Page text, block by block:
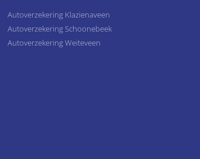
Autoverzekering Klazienaveen
Autoverzekering Schoonebeek
Autoverzekering Weiteveen